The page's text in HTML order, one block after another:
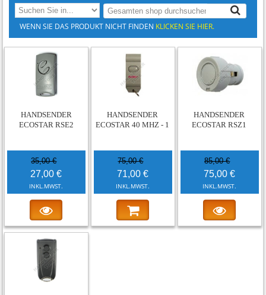
WENN SIE DAS PRODUKT NICHT FINDEN KLICKEN SIE HIER.
HANDSENDER
ECOSTAR RSE2
35,00 €
27,00 €
INKL.MWST.
HANDSENDER
ECOSTAR 40 MHZ - 1
75,00 €
71,00 €
INKL.MWST.
HANDSENDER
ECOSTAR RSZ1
85,00 €
75,00 €
INKL.MWST.